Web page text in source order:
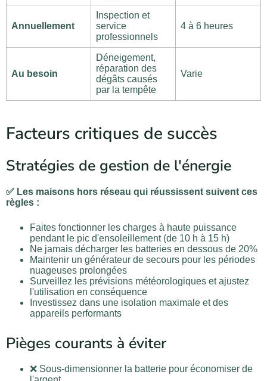
Annuellement
Inspection et
service
professionnels
4 à 6 heures
Au besoin
Déneigement,
réparation des
dégâts causés
par la tempête
Varie
Facteurs critiques de succès
Stratégies de gestion de l'énergie
✅ Les maisons hors réseau qui réussissent suivent ces
règles :
Faites fonctionner les charges à haute puissance
pendant le pic d'ensoleillement (de 10 h à 15 h)
Ne jamais décharger les batteries en dessous de 20%
Maintenir un générateur de secours pour les périodes
nuageuses prolongées
Surveillez les prévisions météorologiques et ajustez
l'utilisation en conséquence
Investissez dans une isolation maximale et des
appareils performants
Pièges courants à éviter
❌ Sous-dimensionner la batterie pour économiser de